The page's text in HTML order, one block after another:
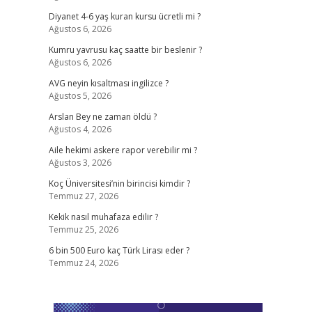
Diyanet 4-6 yaş kuran kursu ücretli mi ?
Ağustos 6, 2026
Kumru yavrusu kaç saatte bir beslenir ?
Ağustos 6, 2026
AVG neyin kısaltması ingilizce ?
Ağustos 5, 2026
Arslan Bey ne zaman öldü ?
Ağustos 4, 2026
Aile hekimi askere rapor verebilir mi ?
Ağustos 3, 2026
Koç Üniversitesi’nin birincisi kimdir ?
Temmuz 27, 2026
Kekik nasıl muhafaza edilir ?
Temmuz 25, 2026
6 bin 500 Euro kaç Türk Lirası eder ?
Temmuz 24, 2026